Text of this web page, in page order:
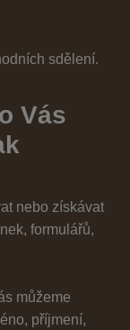
sdělení.
Vás
nebo získávat
formulářů,
můžeme
příjmení,